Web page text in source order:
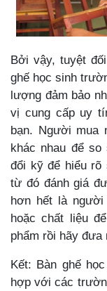
Bởi vậy, tuyệt
ghế học sinh
lượng đảm bảo
vị cung cấp uy
bạn. Người mua
khác nhau để
đổi kỹ để hiểu rõ
từ đó đánh giá
hơn hết là
hoặc chất liệu
phẩm rồi hãy đưa
Kết: Bàn ghế
hợp với các